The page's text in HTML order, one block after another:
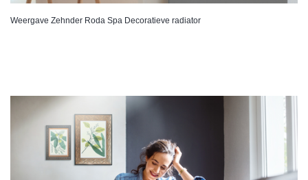
Weergave Zehnder Roda Spa Decoratieve radiator